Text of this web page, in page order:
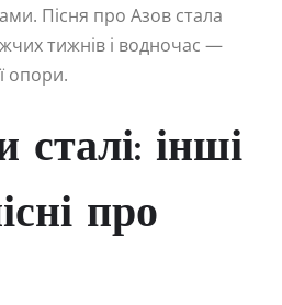
Пісня про Азов стала
тижнів і водночас —
опори.
сталі: інші
про